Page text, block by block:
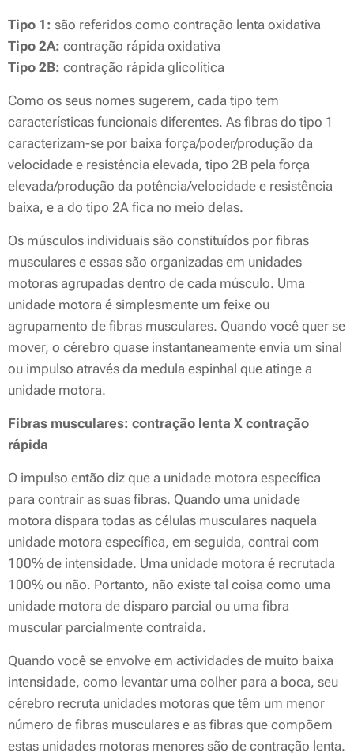
Tipo 1: são referidos como contração lenta oxidativa
Tipo 2A: contração rápida oxidativa
Tipo 2B: contração rápida glicolítica
Como os seus nomes sugerem, cada tipo tem
características funcionais diferentes. As fibras do tipo 1
caracterizam-se por baixa força/poder/produção da
velocidade e resistência elevada, tipo 2B pela força
elevada/produção da potência/velocidade e resistência
baixa, e a do tipo 2A fica no meio delas.
Os músculos individuais são constituídos por fibras
musculares e essas são organizadas em unidades
motoras agrupadas dentro de cada músculo. Uma
unidade motora é simplesmente um feixe ou
agrupamento de fibras musculares. Quando você quer se
mover, o cérebro quase instantaneamente envia um sinal
ou impulso através da medula espinhal que atinge a
unidade motora.
Fibras musculares: contração lenta X contração
rápida
O impulso então diz que a unidade motora específica
para contrair as suas fibras. Quando uma unidade
motora dispara todas as células musculares naquela
unidade motora específica, em seguida, contrai com
100% de intensidade. Uma unidade motora é recrutada
100% ou não. Portanto, não existe tal coisa como uma
unidade motora de disparo parcial ou uma fibra
muscular parcialmente contraída.
Quando você se envolve em actividades de muito baixa
intensidade, como levantar uma colher para a boca, seu
cérebro recruta unidades motoras que têm um menor
número de fibras musculares e as fibras que compõem
estas unidades motoras menores são de contração lenta.